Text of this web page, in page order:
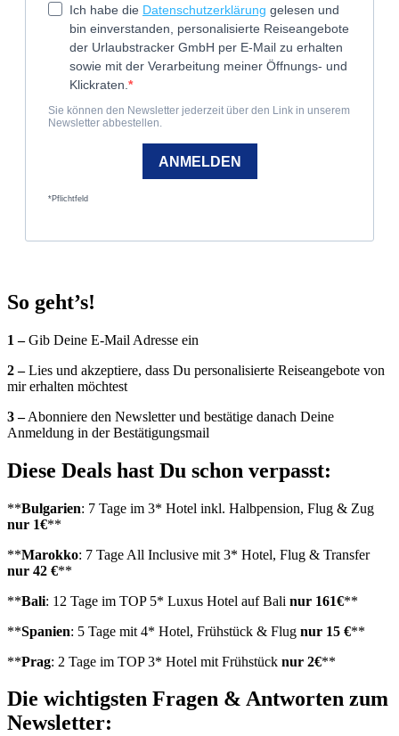
So geht’s!
1 –Gib Deine E-Mail Adresse ein
2 –Lies und akzeptiere, dass Du personalisierte Reiseangebote von
mir erhalten möchtest
3 –Abonniere den Newsletter und bestätige danach Deine
Anmeldung in der Bestätigungsmail
Diese Deals hast Du schon verpasst:
**Bulgarien: 7 Tage im 3* Hotel inkl. Halbpension, Flug & Zug
nur 1€**
**Marokko: 7 Tage All Inclusive mit 3* Hotel, Flug & Transfer
nur 42 €**
**Bali: 12 Tage im TOP 5* Luxus Hotel auf Bali nur 161€**
**Spanien: 5 Tage mit 4* Hotel, Frühstück & Flug nur 15 €**
**Prag: 2 Tage im TOP 3* Hotel mit Frühstück nur 2€**
Die wichtigsten Fragen & Antworten zum
Newsletter: